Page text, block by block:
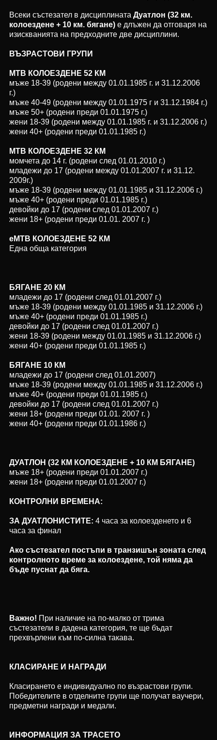
Всеки състезател в дисциплината Дуатлон (32 км.
колоездене + 10 км. бягане)е длъжен да отговаря на
изискванията на предходните две дисциплини.
ВЪЗРАСТОВИ ГРУПИ
MTB КОЛОЕЗДЕНЕ 52 КМ
мъже 18-39 (родени между 01.01.1985г. и 31.12.2006
г.)
мъже 40-49 (родени между 01.01.1975г и 31.12.1984 г.)
мъже 50+ (родени преди 01.01.1975 г.)
жени 18-39 (родени между 01.01.1985г. и 31.12.2006г.)
жени 40+ (родени преди 01.01.1985г.)
MTB КОЛОЕЗДЕНЕ 32 КМ
момчета до 14 г. (родени след 01.01.2010г.)
младежи до 17 (родени между 01.01.2007 г. и 31.12.
2009г.)
мъже 18-39 (родени между 01.01.1985и 31.12.2006г.)
мъже 40+ (родени преди 01.01.1985г.)
девойки до 17 (родени след 01.01.2007 г.)
жени 18+ (родени преди 01.01. 2007 г. )
eMTB КОЛОЕЗДЕНЕ 52 КМ
Една обща категория
БЯГАНЕ 20 КМ
младежи до 17 (родени след 01.01.2007 г.)
мъже 18-39 (родени между 01.01.1985и 31.12.2006г.)
мъже 40+ (родени преди 01.01.1985г.)
девойки до 17 (родени след 01.01.2007 г.)
жени 18-39 (родени между 01.01.1985и 31.12.2006г.)
жени 40+ (родени преди 01.01.1985г.)
БЯГАНЕ 10 КМ
младежи до 17 (родени след 01.01.2007)
мъже 18-39 (родени между 01.01.1985и 31.12.2006г.)
мъже 40+ (родени преди 01.01.1985г.)
девойки до 17 (родени след 01.01.2007 г.)
жени 18+ (родени преди 01.01. 2007 г. )
жени 40+ (родени преди 01.01.1986г.)
ДУАТЛОН (32 КМ КОЛОЕЗДЕНЕ + 10 КМ БЯГАНЕ)
мъже 18+ (родени преди 01.01.2007 г.)
жени 18+ (родени преди 01.01.2007 г.)
КОНТРОЛНИ ВРЕМЕНА:
ЗА ДУАТЛОНИСТИТЕ: 4 часа за колоезденето и 6
часа за финал
Ако състезател постъпи в транзишън зоната след
контролното време за колоездене, той няма да
бъде пуснат да бяга.
Важно! При наличие на по-малко от трима
състезатели в дадена категория, те ще бъдат
прехвърлени към по-силна такава.
КЛАСИРАНЕ И НАГРАДИ
Класирането е индивидуално по възрастови групи.
Победителите в отделните групи ще получат ваучери,
предметни награди и медали.
ИНФОРМАЦИЯ ЗА ТРАСЕТО